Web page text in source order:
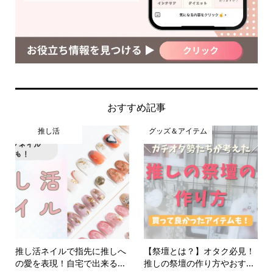
おすすめ記事
推し活
推し活ネイルで指先に推しへ
の愛を表現！自宅で出来る...
グッズ＆アイテム
【祭壇とは？】オタク必見！
推しの祭壇の作り方やおす...